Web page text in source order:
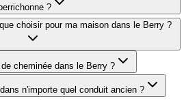
berrichonne ?
choisir pour ma maison dans le Berry ?
cheminée dans le Berry ?
n'importe quel conduit ancien ?